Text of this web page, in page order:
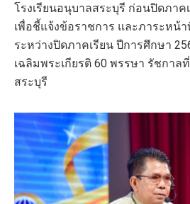
โรงเรียนอนุบาลสระบุรี ก่อนปิดภาค
เพื่อชี้แจ้งข้อราชการ และภาระหน้
ระหว่างปิดภาคเรียน ปีการศึกษา
เฉลิมพระเกียรติ 60 พรรษา รัชกาล
สระบุรี